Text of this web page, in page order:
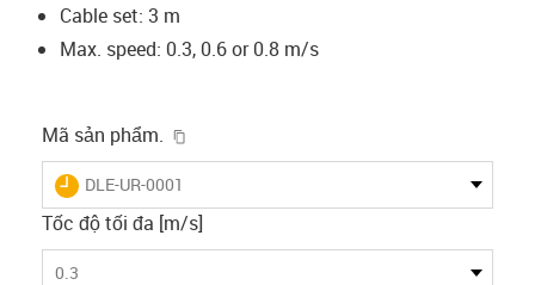
Cable set: 3 m
Max. speed: 0.3, 0.6 or 0.8 m/s
Mã sản phẩm.
igus-icon-lieferzeit
DLE-UR-0001
Tốc độ tối đa [m/s]
0.3